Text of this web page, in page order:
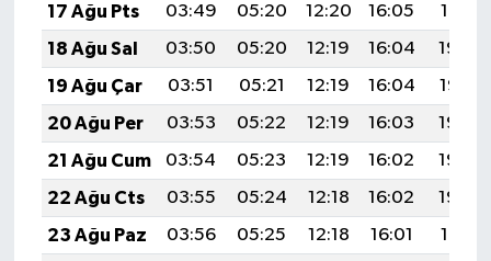
17 Ağu Pts
03:49 05:20 12:20 16:05
19:10
18 Ağu Sal
03:50 05:20 12:19 16:04
19:08
19 Ağu Çar
03:51 05:21 12:19 16:04
19:07
20 Ağu Per
03:53 05:22 12:19 16:03
19:06
21 Ağu Cum
03:54 05:23 12:19 16:02
19:04
22 Ağu Cts
03:55 05:24 12:18 16:02
19:03
23 Ağu Paz
03:56 05:25 12:18 16:01
19:01